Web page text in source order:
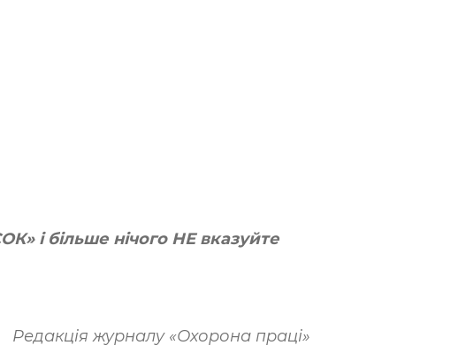
і більше нічого НЕ вказуйте
Редакція журналу «Охорона праці»